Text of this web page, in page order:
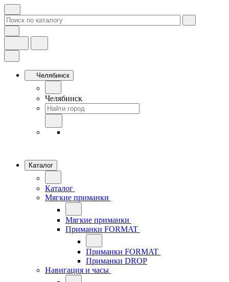
Челябинск
Челябинск
Каталог
Каталог
Мягкие приманки
Мягкие приманки
Приманки FORMAT
Приманки FORMAT
Приманки DROP
Навигация и часы